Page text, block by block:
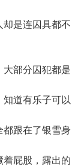
却是连囚具都不
部分囚犯都是
道有乐子可以
都跟在了银雪身
着屁股，露出的